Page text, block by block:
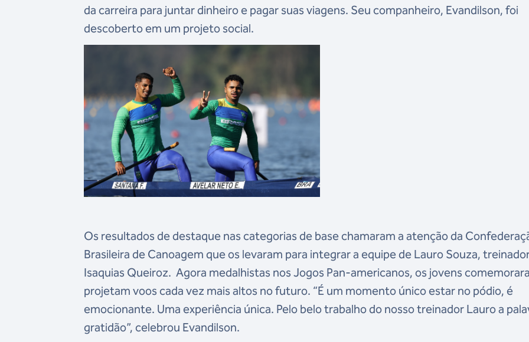
da carreira para juntar dinheiro e pagar suas viagens. Seu companheiro, Evandilson, foi
descoberto em um projeto social.
Os resultados de destaque nas categorias de base chamaram a atenção da
Brasileira de Canoagem que os levaram para integrar a equipe de Lauro Souza,
Isaquias Queiroz. Agora medalhistas nos Jogos Pan-americanos, os jovens
projetam voos cada vez mais altos no futuro. “É um momento único estar no pódio, é
emocionante. Uma experiência única. Pelo belo trabalho do nosso treinador Lauro a
gratidão”, celebrou Evandilson.